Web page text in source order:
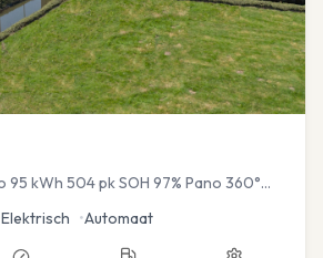
kWh 504 pk SOH 97% Pano 360°
Elektrisch •Automaat